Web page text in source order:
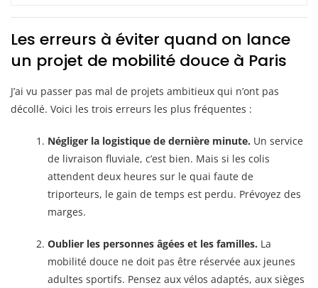
Les erreurs à éviter quand on lance
un projet de mobilité douce à Paris
J’ai vu passer pas mal de projets ambitieux qui n’ont pas
décollé. Voici les trois erreurs les plus fréquentes :
Négliger la logistique de dernière minute. Un service
de livraison fluviale, c’est bien. Mais si les colis
attendent deux heures sur le quai faute de
triporteurs, le gain de temps est perdu. Prévoyez des
marges.
Oublier les personnes âgées et les familles. La
mobilité douce ne doit pas être réservée aux jeunes
adultes sportifs. Pensez aux vélos adaptés, aux sièges